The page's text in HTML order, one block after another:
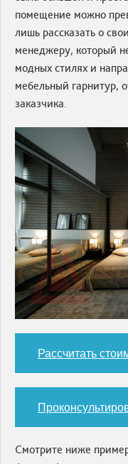
помещение можно
лишь рассказать о
менеджеру, который
модных стилях и
мебельный гарнитур,
заказчика.
Рассчитать
Смотрите ниже